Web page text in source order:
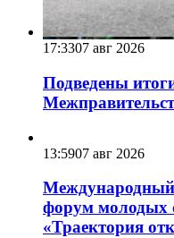
17:3307 авг 2026
Подведены
13:5907 авг 2026
Международный
форум молодых
«Траектория